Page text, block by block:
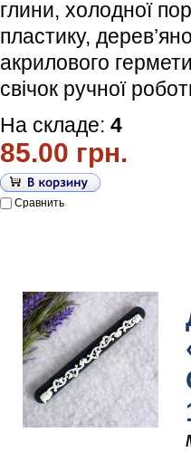
глини, холодної
пластику,
акрилового
свічок ручної
На складе: 4
85.00 грн.
Сравнить